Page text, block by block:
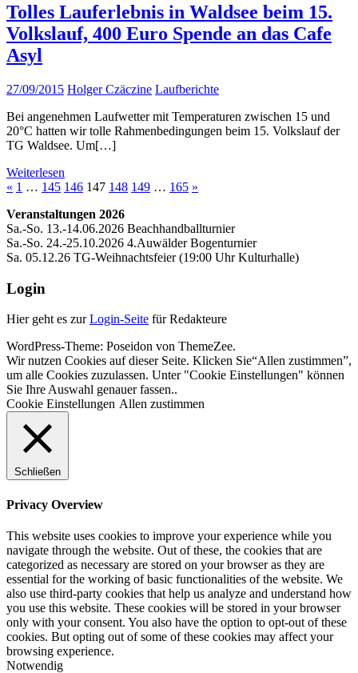
Tolles Lauferlebnis in Waldsee beim 15.
Volkslauf, 400 Euro Spende an das Cafe
Asyl
27/09/2015 Holger Czäczine Laufberichte
Bei angenehmen Laufwetter mit Temperaturen zwischen 15 und
20°C hatten wir tolle Rahmenbedingungen beim 15. Volkslauf der
TG Waldsee. Um[…]
Weiterlesen
Seitennummerierung
der
Beiträge
« Vorherige
1 … 145 146 147 148 149 … 165 Nächste
»
Veranstaltungen 2026
Sa.-So. 13.-14.06.2026 Beachhandballturnier
Sa.-So. 24.-25.10.2026 4.Auwälder Bogenturnier
Sa. 05.12.26 TG-Weihnachtsfeier (19:00 Uhr Kulturhalle)
Login
Hier geht es zurLogin-Seite für Redakteure
WordPress-Theme: Poseidon von ThemeZee.
Wir nutzen Cookies auf dieser Seite. Klicken Sie“Allen zustimmen”,
um alle Cookies zuzulassen. Unter "Cookie Einstellungen" können
Sie Ihre Auswahl genauer fassen..
Cookie Einstellungen Allen zustimmen
Schließen
Privacy Overview
This website uses cookies to improve your experience while you
navigate through the website. Out of these, the cookies that are
categorized as necessary are stored on your browser as they are
essential for the working of basic functionalities of the website. We
also use third-party cookies that help us analyze and understand how
you use this website. These cookies will be stored in your browser
only with your consent. You also have the option to opt-out of these
cookies. But opting out of some of these cookies may affect your
browsing experience.
Notwendig